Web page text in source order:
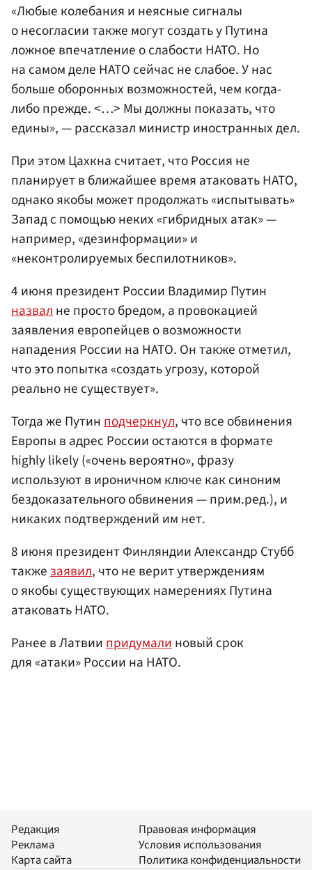
«Любые колебания и неясные сигналы
о несогласии также могут создать у Путина
ложное впечатление о слабости НАТО. Но
на самом деле НАТО сейчас не слабое. У нас
больше оборонных возможностей, чем когда-
либо прежде. <…> Мы должны показать, что
едины», — рассказал министр иностранных дел.
При этом Цахкна считает, что Россия не
планирует в ближайшее время атаковать НАТО,
однако якобы может продолжать «испытывать»
Запад с помощью неких «гибридных атак» —
например, «дезинформации» и
«неконтролируемых беспилотников».
4 июня президент России Владимир Путин
назвалне просто бредом, а провокацией
заявления европейцев о возможности
нападения России на НАТО. Он также отметил,
что это попытка «создать угрозу, которой
реально не существует».
Тогда же Путинподчеркнул, что все обвинения
Европы в адрес России остаются в формате
highly likely («очень вероятно», фразу
используют в ироничном ключе как синоним
бездоказательного обвинения — прим.ред.), и
никаких подтверждений им нет.
8 июня президент Финляндии Александр Стубб
такжезаявил, что не верит утверждениям
о якобы существующих намерениях Путина
атаковать НАТО.
Ранее в Латвиипридумалиновый срок
для «атаки» России на НАТО.
Редакция
Реклама
Карта сайта
Правовая информация
Условия использования
Политика конфиденциальности